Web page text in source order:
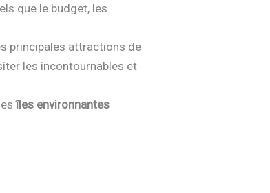
que le budget, les
principales attractions de
les incontournables et
îles environnantes